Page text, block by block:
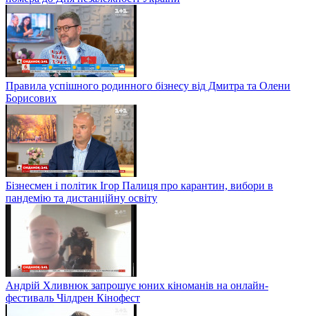
Правила успішного родинного бізнесу від Дмитра та Олени
Борисових
Бізнесмен і політик Ігор Палиця про карантин, вибори в
пандемію та дистанційну освіту
Андрій Хливнюк запрошує юних кіноманів на онлайн-
фестиваль Чілдрен Кінофест